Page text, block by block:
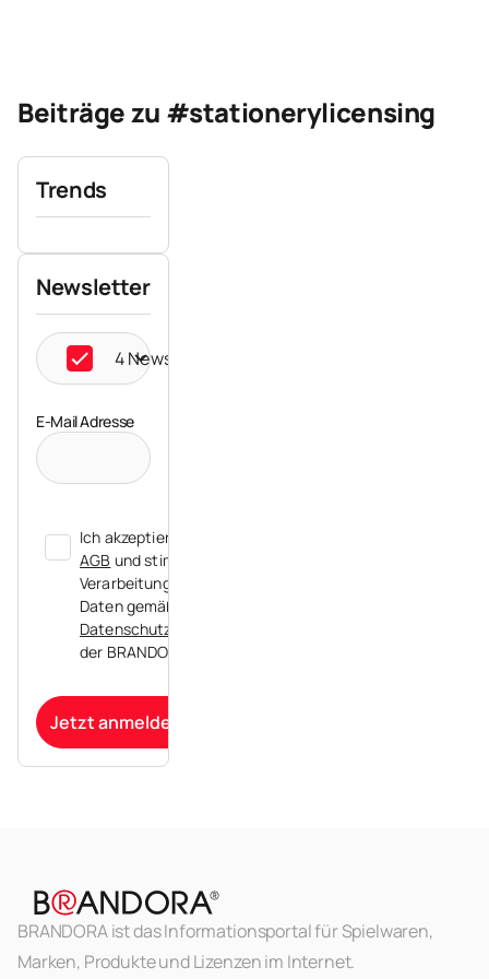
Beiträge zu #stationerylicensing
Trends
Newsletter
4 Newsletter ausgewählt
E-Mail Adresse
Ich akzeptiere die
AGB und stimme der
Verarbeitung meiner
Daten gemäß der
Datenschutzerklärung
der BRANDORA zu.
Jetzt anmelden
BRANDORA ist das Informationsportal für Spielwaren,
Marken, Produkte und Lizenzen im Internet.